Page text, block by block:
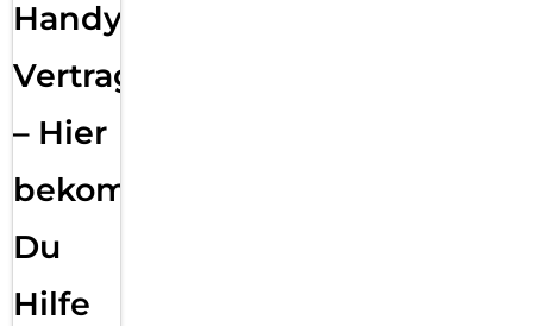
Handy
Vertragsabwicklung
– Hier
bekommst
Du
Hilfe